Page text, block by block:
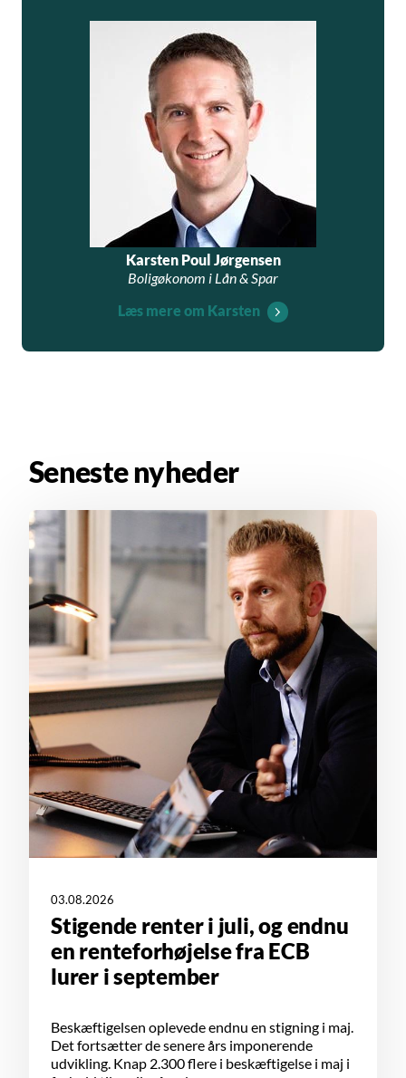
Karsten Poul Jørgensen
Boligøkonom i Lån & Spar
Læs mere om Karsten
Seneste nyheder
03.08.2026
Stigende renter i juli, og endnu
en renteforhøjelse fra ECB
lurer i september
Beskæftigelsen oplevede endnu en stigning i maj.
Det fortsætter de senere års imponerende
udvikling. Knap 2.300 flere i beskæftigelse i maj i